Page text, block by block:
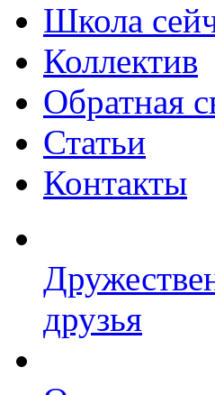
Школа
Коллектив
Обратная
Статьи
Контакты
друзья